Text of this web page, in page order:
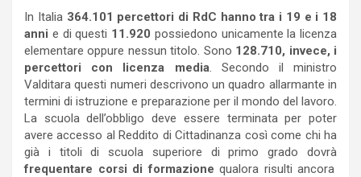
In Italia 364.101 percettori di RdC hanno tra i 19 e i 18
anni e di questi 11.920 possiedono unicamente la licenza
elementare oppure nessun titolo. Sono 128.710, invece, i
percettori con licenza media . Secondo il ministro
Valditara questi numeri descrivono un quadro allarmante in
termini di istruzione e preparazione per il mondo del lavoro.
La scuola dell’obbligo deve essere terminata per poter
avere accesso al Reddito di Cittadinanza così come chi ha
già i titoli di scuola superiore di primo grado dovrà
frequentare corsi di formazione qualora risulti ancora